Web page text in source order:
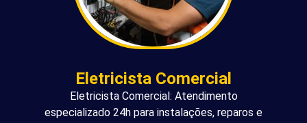
Eletricista Comercial
Eletricista Comercial: Atendimento
especializado 24h para instalações, reparos e